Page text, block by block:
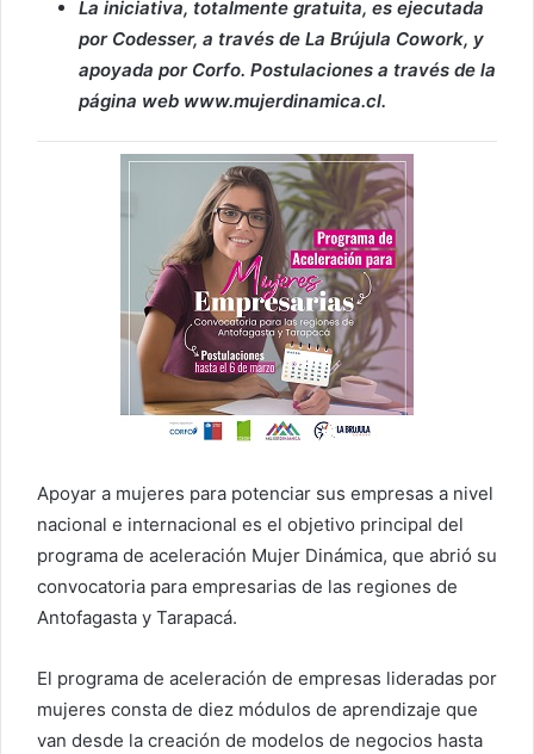
La iniciativa, totalmente gratuita, es ejecutada
por Codesser, a través de La Brújula Cowork, y
apoyada por Corfo. Postulaciones a través de la
página web www.mujerdinamica.cl.
Apoyar a mujeres para potenciar sus empresas a nivel
nacional e internacional es el objetivo principal del
programa de aceleración Mujer Dinámica, que abrió su
convocatoria para empresarias de las regiones de
Antofagasta y Tarapacá.
El programa de aceleración de empresas lideradas por
mujeres consta de diez módulos de aprendizaje que
van desde la creación de modelos de negocios hasta